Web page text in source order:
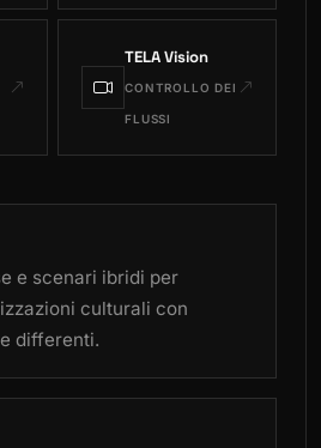
TELA Vision
CONTROLLO DEI
FLUSSI
e scenari ibridi per
culturali con
differenti.